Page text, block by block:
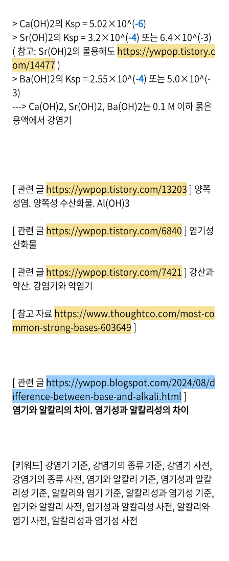
> Ca(OH)2의 Ksp = 5.02×10^(-6)
> Sr(OH)2의 Ksp = 3.2×10^(-4) 또는 6.4×10^(-3)
( 참고: Sr(OH)2의 몰용해도https://ywpop.tistory.c
om/14477 )
> Ba(OH)2의 Ksp = 2.55×10^(-4) 또는 5.0×10^(-
3)
---> Ca(OH)2, Sr(OH)2, Ba(OH)2는 0.1 M 이하 묽은
용액에서 강염기
[ 관련 글https://ywpop.tistory.com/13203] 양쪽
성염. 양쪽성 수산화물. Al(OH)3
[ 관련 글https://ywpop.tistory.com/6840] 염기성
산화물
[ 관련 글https://ywpop.tistory.com/7421] 강산과
약산. 강염기와 약염기
[ 참고 자료https://www.thoughtco.com/most-co
mmon-strong-bases-603649]
[ 관련 글https://ywpop.blogspot.com/2024/08/d
ifference-between-base-and-alkali.html]
염기와 알칼리의 차이. 염기성과 알칼리성의 차이
[키워드] 강염기 기준, 강염기의 종류 기준, 강염기 사전,
강염기의 종류 사전, 염기와 알칼리 기준, 염기성과 알칼
리성 기준, 알칼리와 염기 기준, 알칼리성과 염기성 기준,
염기와 알칼리 사전, 염기성과 알칼리성 사전, 알칼리와
염기 사전, 알칼리성과 염기성 사전